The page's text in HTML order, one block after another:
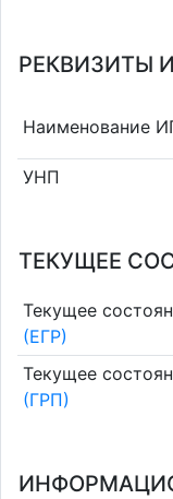
РЕКВИЗИТЫ
Наименование
УНП
ТЕКУЩЕЕ
Текущее
(ЕГР)
Текущее
(ГРП)